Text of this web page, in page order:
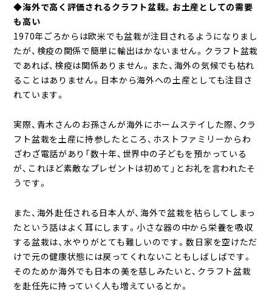
◆海外で高く評価されるクラフト盆栽。お土産としての需要
も高い
1970年ごろからは欧米でも盆栽が注目されるようになりまし
たが、検疫の関係で簡単に輸出はかないません。クラフト盆栽
であれば、検疫は関係ありません。また、海外の気候でも枯れ
ることはありません。日本から海外への土産としても注目さ
れています。
実際、青木さんのお孫さんが海外にホームステイした際、クラ
フト盆栽を土産に持参したところ、ホストファミリーからわ
ざわざ電話があり「数十年、世界中の子どもを預かっている
が、これほど素敵なプレゼントは初めて」とお礼を言われたそ
うです。
また、海外赴任される日本人が、海外で盆栽を枯らしてしまっ
たという話はよく耳にします。小さな器の中から栄養を吸収
する盆栽は、水やりがとても難しいのです。数日家を空けただ
けで元の健康状態には戻ってくれないこともしばしばです。
そのためか海外でも日本の美を慈しみたいと、クラフト盆栽
を赴任先に持っていく人も増えているとか。